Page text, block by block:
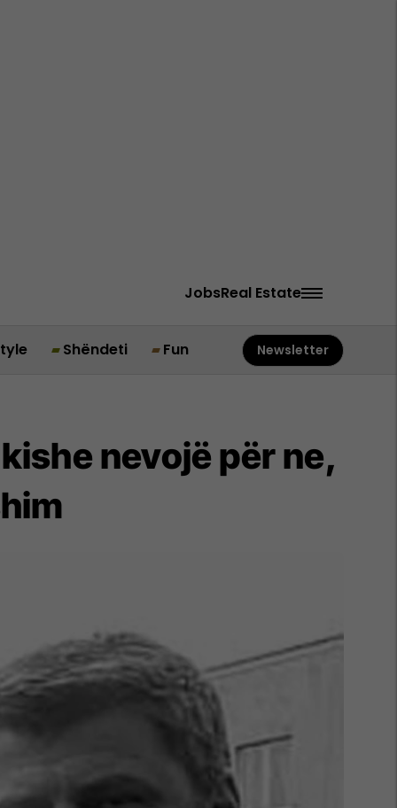
JobsReal Estate
Shëndeti Fun Newsletter
nevojë për ne,